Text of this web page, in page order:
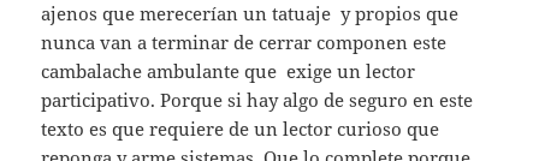
ajenos que merecerían un tatuaje y propios que
nunca van a terminar de cerrar componen este
cambalache ambulante que exige un lector
participativo. Porque si hay algo de seguro en este
texto es que requiere de un lector curioso que